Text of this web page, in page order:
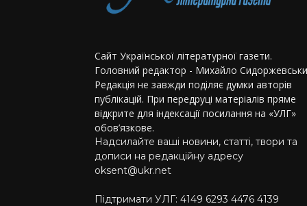
Сайт Української літературної газети.
Головний редактор - Михайло
Редакція не завжди поділяє думки авторів
публікацій. При передруці матеріалів пряме
відкрите для індексації посилання на «УЛГ»
обов’язкове.
Надсилайте ваші новини, статті, твори та
дописи на редакційну адресу
oksent@ukr.net
Підтримати УЛГ: 4149 6293 4476 4139